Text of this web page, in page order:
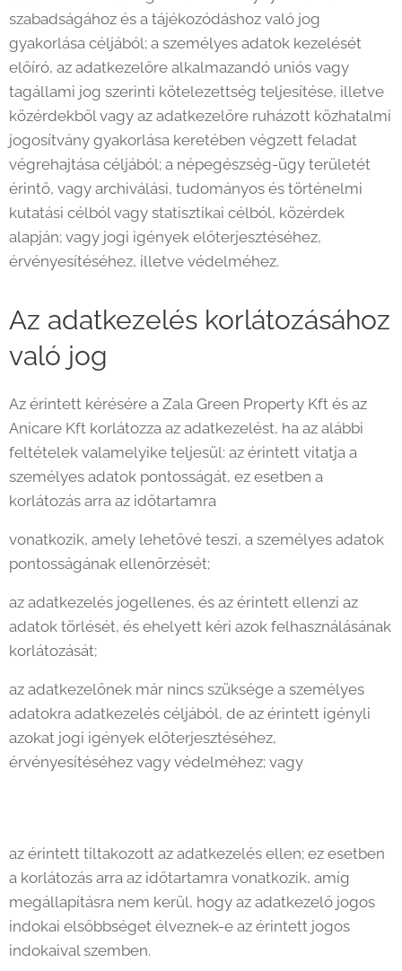
szabadságához és a tájékozódáshoz való jog
gyakorlása céljából; a személyes adatok kezelését
előíró, az adatkezelőre alkalmazandó uniós vagy
tagállami jog szerinti kötelezettség teljesítése, illetve
közérdekből vagy az adatkezelőre ruházott közhatalmi
jogosítvány gyakorlása keretében végzett feladat
végrehajtása céljából; a népegészség-ügy területét
érintő, vagy archiválási, tudományos és történelmi
kutatási célból vagy statisztikai célból, közérdek
alapján; vagy jogi igények előterjesztéséhez,
érvényesítéséhez, illetve védelméhez.
Az adatkezelés korlátozásához
való jog
Az érintett kérésére a Zala Green Property Kft és az
Anicare Kft korlátozza az adatkezelést, ha az alábbi
feltételek valamelyike teljesül: az érintett vitatja a
személyes adatok pontosságát, ez esetben a
korlátozás arra az időtartamra
vonatkozik, amely lehetővé teszi, a személyes adatok
pontosságának ellenőrzését;
az adatkezelés jogellenes, és az érintett ellenzi az
adatok törlését, és ehelyett kéri azok felhasználásának
korlátozását;
az adatkezelőnek már nincs szüksége a személyes
adatokra adatkezelés céljából, de az érintett igényli
azokat jogi igények előterjesztéséhez,
érvényesítéséhez vagy védelméhez; vagy
az érintett tiltakozott az adatkezelés ellen; ez esetben
a korlátozás arra az időtartamra vonatkozik, amíg
megállapításra nem kerül, hogy az adatkezelő jogos
indokai elsőbbséget élveznek-e az érintett jogos
indokaival szemben.